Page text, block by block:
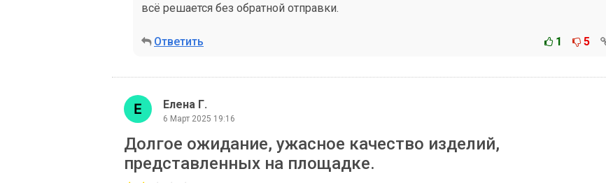
всё решается без обратной отправки.
Ответить 1 5
Елена Г.
6 Март 2025 19:16
Долгое ожидание, ужасное качество изделий,
представленных на площадке.